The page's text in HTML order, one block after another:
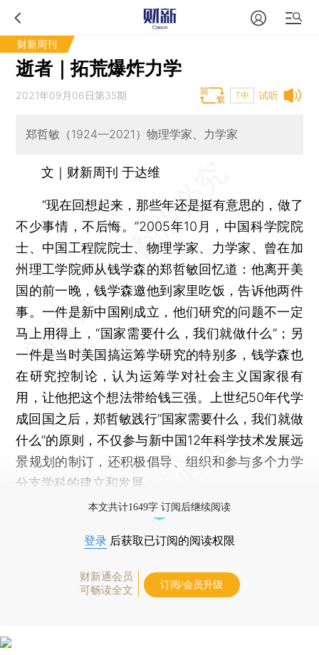
财新周刊
逝者｜拓荒爆炸力学
试听
2021年09月06日第35期 T中
郑哲敏（1924—2021）物理学家、力学家
文｜财新周刊 于达维
“现在回想起来，那些年还是挺有意思的，做了
不少事情，不后悔。”2005年10月，中国科学院院
士、中国工程院院士、物理学家、力学家、曾在加
州理工学院师从钱学森的郑哲敏回忆道：他离开美
国的前一晚，钱学森邀他到家里吃饭，告诉他两件
事。一件是新中国刚成立，他们研究的问题不一定
马上用得上，“国家需要什么，我们就做什么”；另
一件是当时美国搞运筹学研究的特别多，钱学森也
在研究控制论，认为运筹学对社会主义国家很有
用，让他把这个想法带给钱三强。上世纪50年代学
成回国之后，郑哲敏践行“国家需要什么，我们就做
什么”的原则，不仅参与新中国12年科学技术发展远
景规划的制订，还积极倡导、组织和参与多个力学
分支学科的建立和发展。
本文共计1649字 订阅后继续阅读
登录 后获取已订阅的阅读权限
财新通会员
可畅读全文
订阅/会员升级